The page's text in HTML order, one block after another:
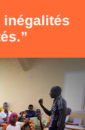
inégalités